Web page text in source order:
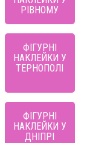
РІВНОМУ
ФІГУРНІ
НАКЛЕЙКИ У
ТЕРНОПОЛІ
ФІГУРНІ
НАКЛЕЙКИ У
ДНІПРІ